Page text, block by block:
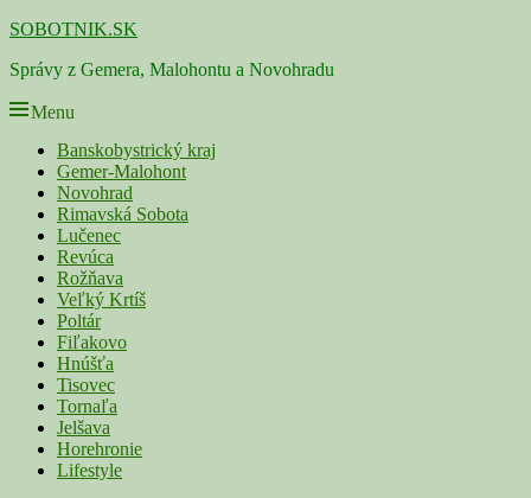
Skip
content
SOBOTNIK.SK
Správy z Gemera, Malohontu a Novohradu
Menu
Primárne
menu
Banskobystrický kraj
Gemer-Malohont
Novohrad
Rimavská Sobota
Lučenec
Revúca
Rožňava
Veľký Krtíš
Poltár
Fiľakovo
Hnúšťa
Tisovec
Tornaľa
Jelšava
Horehronie
Lifestyle